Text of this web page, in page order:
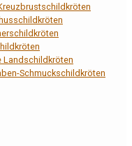
Landschildkröten
Schmuckschildkröten